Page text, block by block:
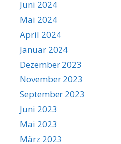
Juni 2024
Mai 2024
April 2024
Januar 2024
Dezember 2023
November 2023
September 2023
Juni 2023
Mai 2023
März 2023